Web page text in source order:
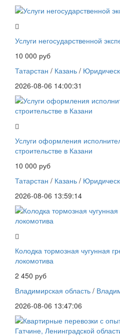
Услуги негосударственной
10 000 руб
Татарстан / Казань /
2026-08-06 14:00:31
Услуги оформления
строительстве в Казани
10 000 руб
Татарстан / Казань /
2026-08-06 13:59:14
Колодка тормозная чугунная
локомотива
2 450 руб
Владимирская область /
2026-08-06 13:47:06